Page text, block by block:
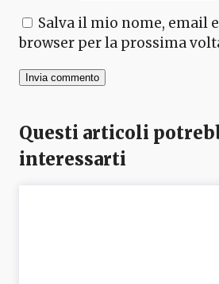
Salva il mio nome, email
browser per la prossima
Questi articoli
interessarti